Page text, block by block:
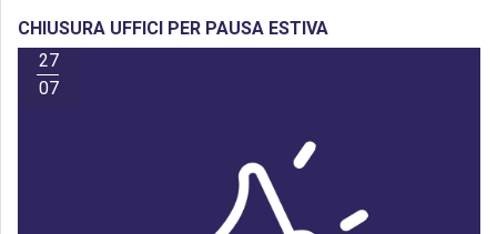
CHIUSURA UFFICI PER PAUSA ESTIVA
27
07